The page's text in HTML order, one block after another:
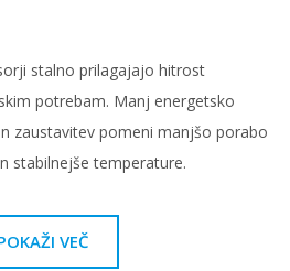
stalno prilagajajo hitrost
potrebam. Manj energetsko
zaustavitev pomeni manjšo porabo
stabilnejše temperature.
VEČ